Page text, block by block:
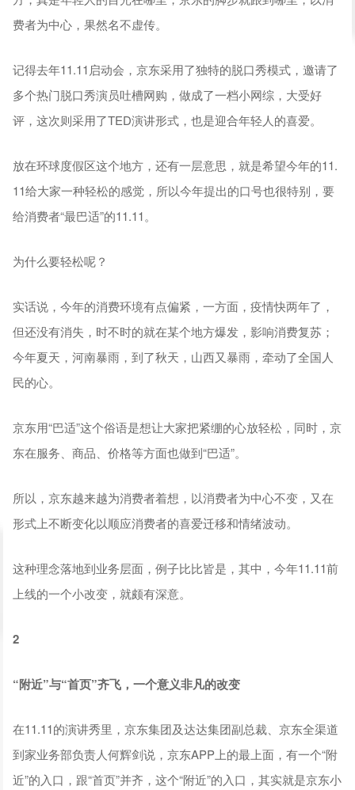
费者为中心，果然名不虚传。
记得去年11.11启动会，京东采用了独特的脱口秀模式，邀请了
多个热门脱口秀演员吐槽网购，做成了一档小网综，大受好
评，这次则采用了TED演讲形式，也是迎合年轻人的喜爱。
放在环球度假区这个地方，还有一层意思，就是希望今年的11.
11给大家一种轻松的感觉，所以今年提出的口号也很特别，要
给消费者“最巴适”的11.11。
为什么要轻松呢？
实话说，今年的消费环境有点偏紧，一方面，疫情快两年了，
但还没有消失，时不时的就在某个地方爆发，影响消费复苏；
今年夏天，河南暴雨，到了秋天，山西又暴雨，牵动了全国人
民的心。
京东用“巴适”这个俗语是想让大家把紧绷的心放轻松，同时，京
东在服务、商品、价格等方面也做到“巴适”。
所以，京东越来越为消费者着想，以消费者为中心不变，又在
形式上不断变化以顺应消费者的喜爱迁移和情绪波动。
这种理念落地到业务层面，例子比比皆是，其中，今年11.11前
上线的一个小改变，就颇有深意。
2
“附近”与“首页”齐飞，一个意义非凡的改变
在11.11的演讲秀里，京东集团及达达集团副总裁、京东全渠道
到家业务部负责人何辉剑说，京东APP上的最上面，有一个“附
近”的入口，跟“首页”并齐，这个“附近”的入口，其实就是京东小